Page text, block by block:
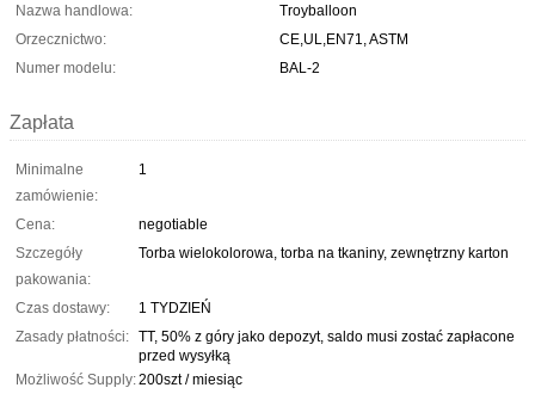
Nazwa handlowa:
Troyballoon
Orzecznictwo:
CE,UL,EN71, ASTM
Numer modelu:
BAL-2
Zapłata
Minimalne
zamówienie:
1
Cena:
negotiable
Szczegóły
pakowania:
Torba wielokolorowa, torba na tkaniny, zewnętrzny karton
Czas dostawy:
1 TYDZIEŃ
Zasady płatności: TT, 50% z góry jako depozyt, saldo musi zostać zapłacone
przed wysyłką
Możliwość Supply:200szt / miesiąc